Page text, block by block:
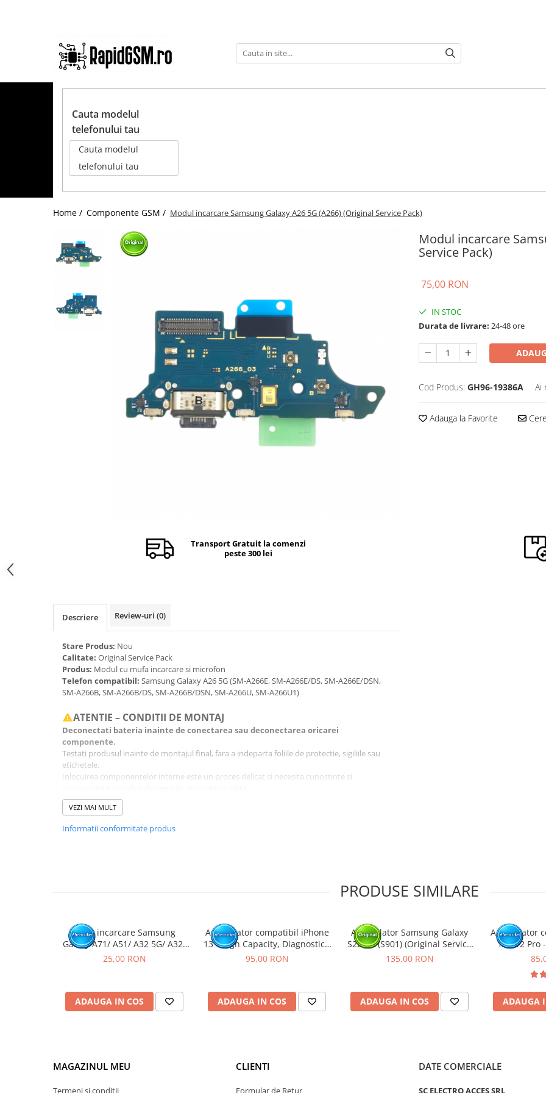
Ecrane Samsung
seria A
tableta
Ecrane iPhone
Ecrane Xiaomi / Redmi
Ecrane Motorola
Ecrane Oppo / Realme
Carcase si capace
Suruburi si adezivi
Piese din dezmembrari (SWAP)
Scule Service GSM
Cauta modelul
telefonului tau
Cauta modelul
telefonului tau
Home / Componente GSM / Modul incarcare Samsung Galaxy A26 5G (A266) (Original Service Pack)
Modul incarcare
Service Pack)
75,00 RON
IN STOC
Durata de livrare: 24-48 ore
Cod Produs: GH96-19386A Ai
Adauga la Favorite
Transport Gratuit la comenzi
peste 300 lei
Descriere Review-uri (0)
Stare Produs: Nou
Calitate: Original Service Pack
Produs: Modul cu mufa incarcare si microfon
Telefon compatibil: Samsung Galaxy A26 5G (SM-A266E, SM-A266E/DS, SM-A266E/DSN,
SM-A266B, SM-A266B/DS, SM-A266B/DSN, SM-A266U, SM-A266U1)
ATENTIE – CONDITII DE MONTAJ
Deconectati bateria inainte de conectarea sau deconectarea oricarei
componente.
Testati produsul inainte de montajul final, fara a indeparta foliile de protectie, sigiliile sau
etichetele.
Inlocuirea componentelor interne este un proces delicat si necesita cunostinte si
Se recomanda montajul intr-un service specializat.
GARANTIE
VEZI MAI MULT
Informatii conformitate produs
PRODUSE SIMILARE
Mufa incarcare Samsung
Galaxy A71/ A51/ A32 5G/ A32/
A70/ A50/ A31/ A30S/ A41/
A12/ A13 5G/ A21S / A14 5G-
Pachet 10 buc
25,00 RON
ADAUGA IN COS
Acumulator compatibil iPhone
13 - High Capacity, Diagnostic -
Sanatate 100%
95,00 RON
ADAUGA IN COS
Acumulator Samsung Galaxy
S22 5G (S901) (Original Service
Pack)
135,00 RON
ADAUGA IN COS
Acumulator
12 / 12 Pro
Diagnostic
ADAUGA
MAGAZINUL MEU
Termeni si conditii
CLIENTI
Formular de Retur
DATE COMERCIALE
SC ELECTRO ACCES SRL